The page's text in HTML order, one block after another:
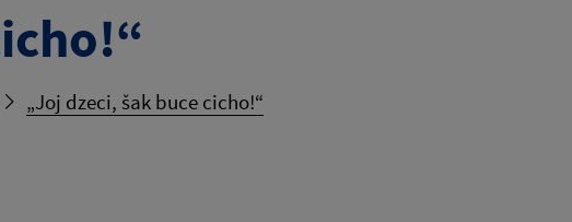
„Joj dzeci, šak buce cicho!“